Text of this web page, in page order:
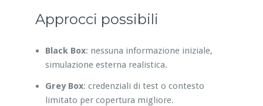
Approcci possibili
Black Box: nessuna informazione iniziale,
simulazione esterna realistica.
Grey Box: credenziali di test o contesto
limitato per copertura migliore.